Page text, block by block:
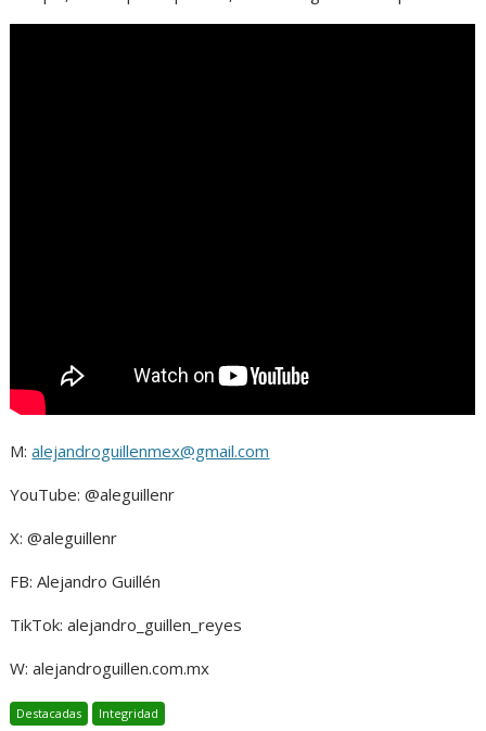
M:alejandroguillenmex@gmail.com
YouTube: @aleguillenr
X: @aleguillenr
FB: Alejandro Guillén
TikTok: alejandro_guillen_reyes
W: alejandroguillen.com.mx
Destacadas Integridad